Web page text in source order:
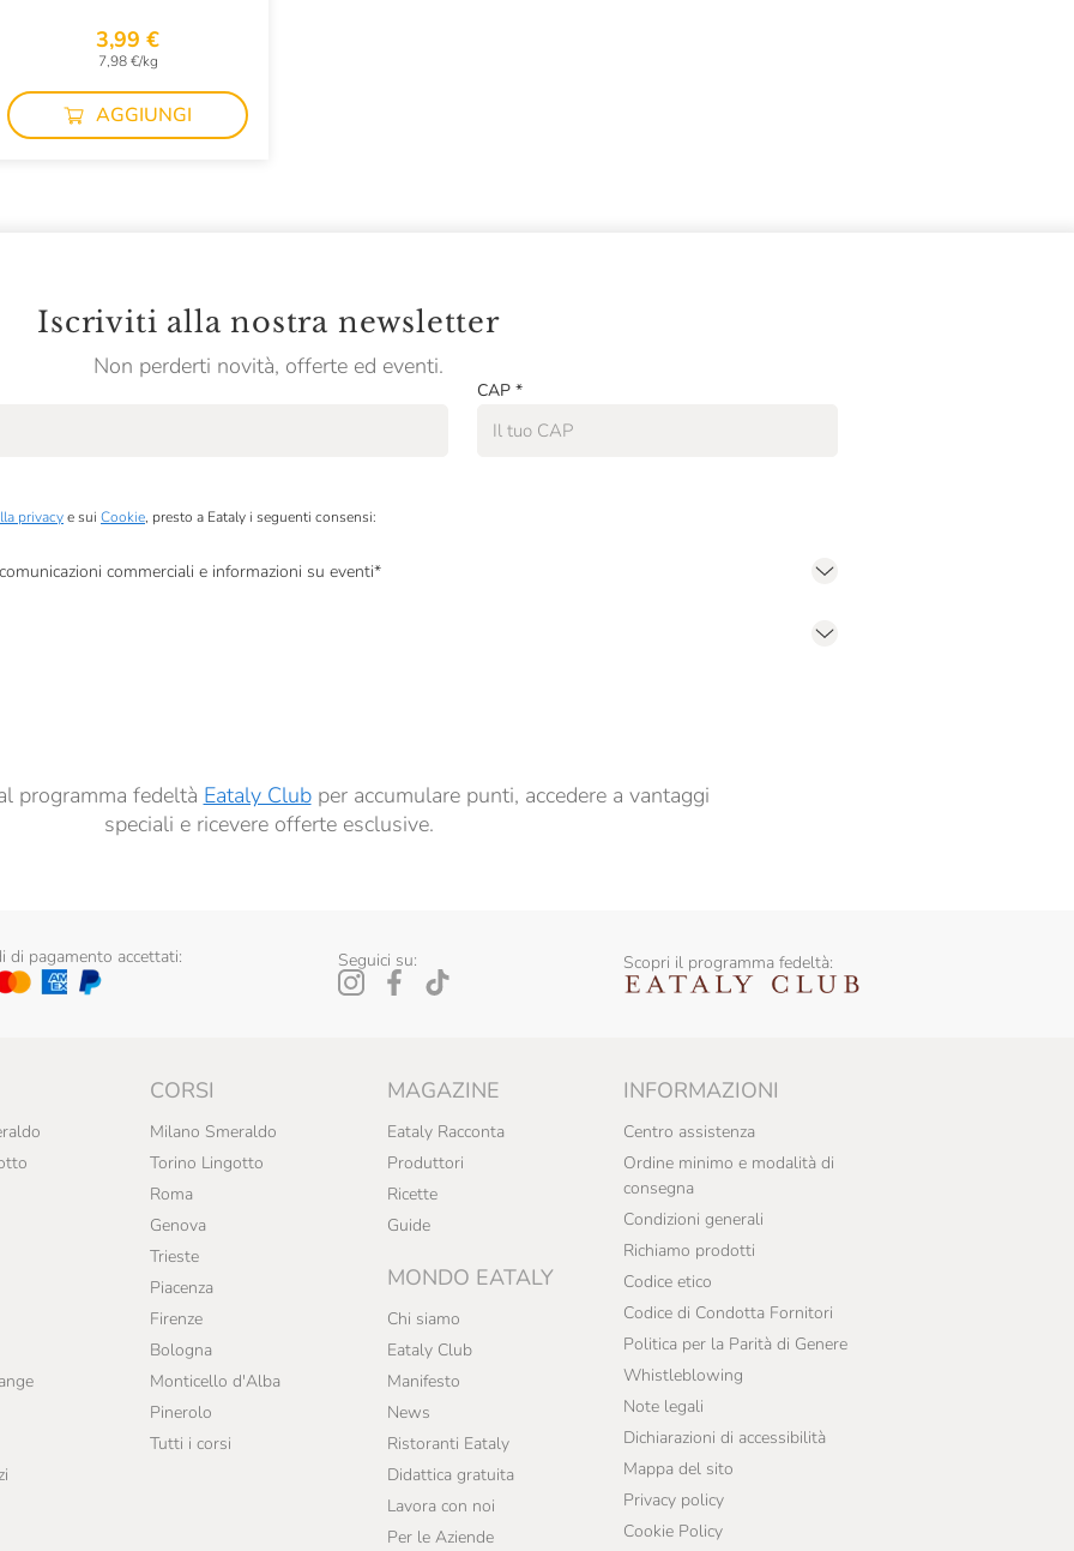
3,99 €
7,98 €/kg
AGGIUNGI
Iscriviti alla nostra newsletter
Non perderti novità, offerte ed eventi.
CAP *
privacye sui Cookie, presto a Eataly i seguenti consensi:
commerciali e informazioni su eventi*
programma fedeltà Eataly Clubper accumulare punti, accedere a vantaggi
speciali e ricevere offerte esclusive.
di pagamento accettati: Seguici su: Scopri il programma fedeltà:
CORSI
Milano Smeraldo
Torino Lingotto
Roma
Genova
Trieste
Piacenza
Firenze
Bologna
Monticello d'Alba
Pinerolo
Tutti i corsi
MAGAZINE
Eataly Racconta
Produttori
Ricette
Guide
MONDO EATALY
Chi siamo
Eataly Club
Manifesto
News
Ristoranti Eataly
Didattica gratuita
Lavora con noi
Per le Aziende
INFORMAZIONI
Centro assistenza
Ordine minimo e modalità di
consegna
Condizioni generali
Richiamo prodotti
Codice etico
Codice di Condotta Fornitori
Politica per la Parità di Genere
Whistleblowing
Note legali
Dichiarazioni di accessibilità
Mappa del sito
Privacy policy
Cookie Policy